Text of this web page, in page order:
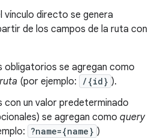
vínculo directo se genera
de los campos de la ruta con
obligatorios se agregan como
(por ejemplo: /{id} ).
con un valor predeterminado
se agregan como query
?name={name} )